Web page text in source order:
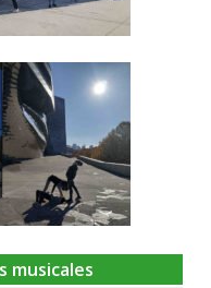
musicales